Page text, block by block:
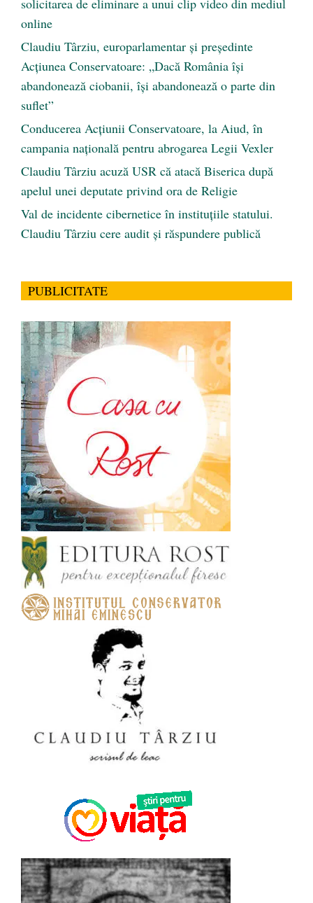
solicitarea de eliminare a unui clip video din mediul
online
Claudiu Târziu, europarlamentar și președinte
Acțiunea Conservatoare: „Dacă România își
abandonează ciobanii, își abandonează o parte din
suflet”
Conducerea Acțiunii Conservatoare, la Aiud, în
campania națională pentru abrogarea Legii Vexler
Claudiu Târziu acuză USR că atacă Biserica după
apelul unei deputate privind ora de Religie
Val de incidente cibernetice în instituțiile statului.
Claudiu Târziu cere audit și răspundere publică
PUBLICITATE